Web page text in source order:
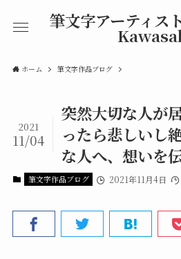
筆文字アーティ
ホーム 筆文字作品ブログ
突然大切な人が
ったら悲しいし
な人へ、想いを伝
2021
11/04
筆文字作品ブログ 2021年11月4日